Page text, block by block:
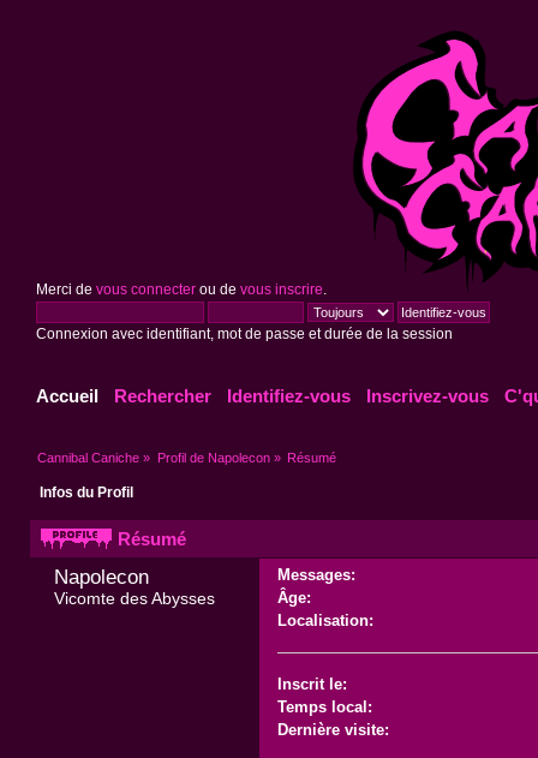
Merci de vous connecterou de vous inscrire
Connexion avec identifiant, mot de passe et durée de la session
Accueil Rechercher Identifiez-vous Inscrivez-vous
Cannibal Caniche » Profil de Napolecon» Résumé
Infos du Profil
Résumé
Napolecon
Vicomte des Abysses
Messages:
Âge:
Localisation:
Inscrit le:
Temps local:
Dernière visite: